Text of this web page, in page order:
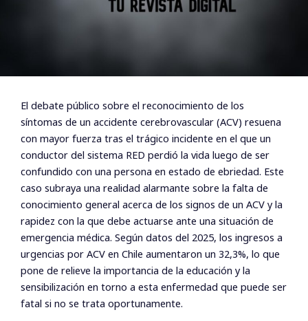
El debate público sobre el reconocimiento de los
síntomas de un accidente cerebrovascular (ACV) resuena
con mayor fuerza tras el trágico incidente en el que un
conductor del sistema RED perdió la vida luego de ser
confundido con una persona en estado de ebriedad. Este
caso subraya una realidad alarmante sobre la falta de
conocimiento general acerca de los signos de un ACV y la
rapidez con la que debe actuarse ante una situación de
emergencia médica. Según datos del 2025, los ingresos a
urgencias por ACV en Chile aumentaron un 32,3%, lo que
pone de relieve la importancia de la educación y la
sensibilización en torno a esta enfermedad que puede ser
fatal si no se trata oportunamente.